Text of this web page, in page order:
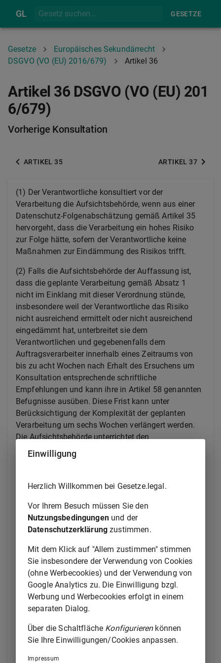
GL GESETZE
Gesetze
Europäisches Sekundärrecht
DSGVO (VO (EU) 2016/679)
Artikel 36
Artikel 36 DSGVO (VO (EU) 201
6/679)
Vorherige Konsultation
ARTIKEL 35 ARTIKEL 37
(1) Der Verantwortliche konsultiert vor der
Verarbeitung die Aufsichtsbehörde, wenn aus einer
Datenschutz-Folgenabschätzung gemäß Artikel 35
hervorgeht, dass die Verarbeitung ein hohes Risiko
zur Folge hätte, sofern der Verantwortliche keine
Maßnahmen zur Eindämmung des Risikos trifft.
(2) Falls die Aufsichtsbehörde der Auffassung ist,
dass die geplante Verarbeitung gemäß Absatz 1
nicht im Einklang mit dieser Verordnung stünde,
insbesondere weil der Verantwortliche das Risiko
nicht ausreichend ermittelt oder nicht ausreichend
eingedämmt hat, unterbreitet sie dem
Verantwortlichen und gegebenenfalls dem
Auftragsverarbeiter innerhalb eines Zeitraums von
bis zu acht Wochen nach Erhalt des Ersuchens um
Konsultation entsprechende schriftliche
Empfehlungen und kann ihre in Artikel 58 genannten
Befugnisse ausüben. Diese Frist kann unter
Berücksichtigung der Komplexität der geplanten
Verarbeitung um sechs Wochen verlängert werden.
Die Aufsichtsbehörde unterrichtet den
Verantwortlichen oder gegebenenfalls den
Auftragsverarbeiter über eine solche
Eingang des Antrags auf Konsultation zusammen
können ausgesetzt werden, bis die Aufsichtsbehörde
die für die Zwecke der Konsultation angeforderten
Informationen erhalten hat.
Der Verantwortliche stellt der Aufsichtsbehörde
bei einer Konsultation gemäß Absatz 1 folgende
Informationen zur Verfügung:
a)
gegebenenfalls Angaben zu den jeweiligen
Zuständigkeiten des Verantwortlichen, der
der Verarbeitung beteiligten
Auftragsverarbeiter, insbesondere bei einer
Einwilligung
Herzlich Willkommen bei Gesetze.legal.
Vor Ihrem Besuch müssen Sie den
Nutzungsbedingungenund der
Datenschutzerklärung zustimmen.
Mit dem Klick auf "Allem zustimmen" stimmen
Sie insbesondere der Verwendung von Cookies
(ohne Werbecookies) und der Verwendung von
Google Analytics zu. Die Einwilligung bzgl.
Werbung und Werbecookies erfolgt in einem
separaten Dialog.
Über die Schaltfläche Konfigurierenkönnen
Sie Ihre Einwilligungen/Cookies anpassen.
Impressum